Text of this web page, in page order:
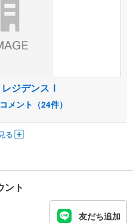
ジデンスⅠ
コメント（24件）
る
ント
友だち追加